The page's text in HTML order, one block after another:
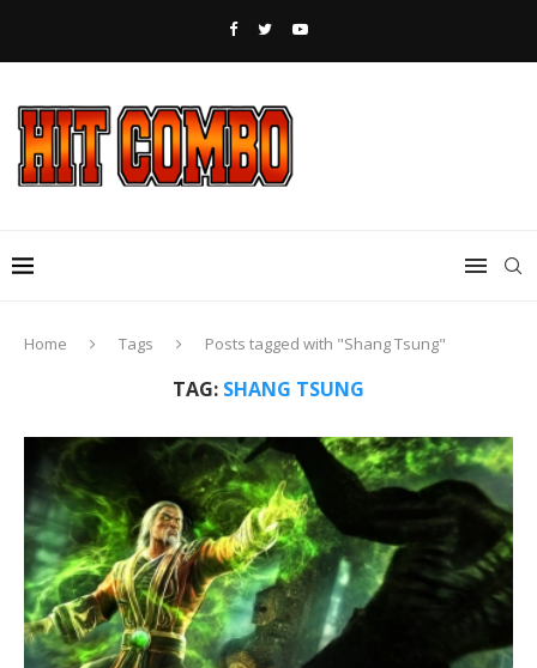
Home Tags Posts tagged with "Shang Tsung"
TAG: SHANG TSUNG